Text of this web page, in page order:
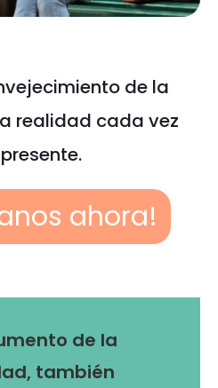
de la
realidad cada vez
ahora!
de la
también